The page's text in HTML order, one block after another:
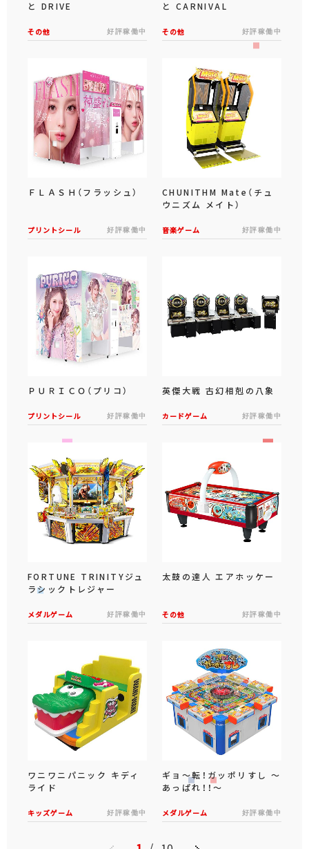
と DRIVE
その他 好評稼働中
と CARNIVAL
その他 好評稼働中
ＦＬＡＳＨ（フラッシュ）
プリントシール 好評稼働中
CHUNITHM Mate（チュ
ウニズム メイト）
音楽ゲーム 好評稼働中
ＰＵＲＩＣＯ（プリコ）
プリントシール 好評稼働中
英傑大戦 古幻相剋の八象
カードゲーム 好評稼働中
FORTUNE TRINITYジュ
ラシックトレジャー
メダルゲーム 好評稼働中
太鼓の達人 エアホッケー
その他 好評稼働中
ワニワニパニック キディ
ライド
キッズゲーム 好評稼働中
ギョ～転！ガッポリすし ～
あっぱれ！！～
メダルゲーム 好評稼働中